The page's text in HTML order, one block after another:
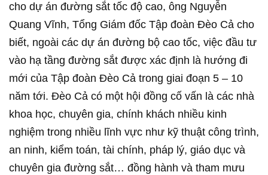
cho dự án đường sắt tốc độ cao, ông Nguyễn
Quang Vĩnh, Tổng Giám đốc Tập đoàn Đèo Cả cho
biết, ngoài các dự án đường bộ cao tốc, việc đầu tư
vào hạ tầng đường sắt được xác định là hướng đi
mới của Tập đoàn Đèo Cả trong giai đoạn 5 – 10
năm tới. Đèo Cả có một hội đồng cố vấn là các nhà
khoa học, chuyên gia, chính khách nhiều kinh
nghiệm trong nhiều lĩnh vực như kỹ thuật công trình,
an ninh, kiểm toán, tài chính, pháp lý, giáo dục và
chuyên gia đường sắt… đồng hành và tham mưu